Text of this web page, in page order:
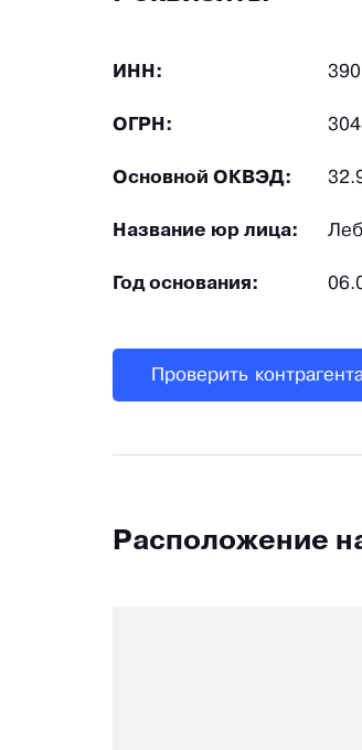
ИНН:
ОГРН:
Основной ОКВЭД:
Название юр лица:
Год основания:
Проверить
Расположение